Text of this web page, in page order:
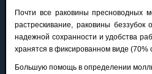
Почти все раковины пресноводных
растрескивание, раковины
надежной сохранности и удобства
хранятся в фиксированном виде (70%
Большую помощь в определении